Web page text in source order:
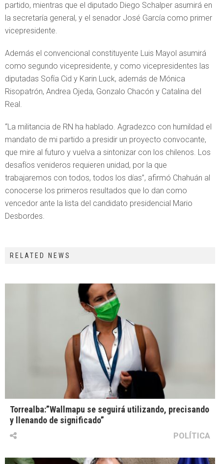
partido, mientras que el diputado Diego Schalper asumirá en
la secretaría general, y el senador José García como primer
vicepresidente.
Además el convencional constituyente Luis Mayol asumirá
como segundo vicepresidente, y como vicepresidentes las
diputadas Sofía Cid y Karin Luck, además de Mónica
Risopatrón, Andrea Ojeda, Gonzalo Chacón y Catalina del
Real.
“La militancia de RN ha hablado. Agradezco con humildad el
mandato de mi partido a presidir un proyecto convocante,
que mire al futuro y vuelva a sintonizar con los chilenos. Los
desafíos venideros requieren unidad, por la que
trabajaremos con todos, todos los días”, afirmó Chahuán al
conocerse los primeros resultados que lo dan como
vencedor ante la lista del candidato presidencial Mario
Desbordes.
RELATED NEWS
Torrealba:”Wallmapu se seguirá utilizando, precisando
y llenando de significado”
POLÍTICA